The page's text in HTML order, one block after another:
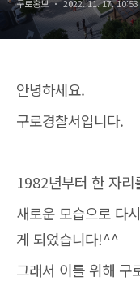
구로홍보 2022. 11. 17. 10:53
안녕하세요.
구로경찰서입니다.
1982년부터 한 자리
새로운 모습으로 다
게 되었습니다!^^
그래서 이를 위해 구